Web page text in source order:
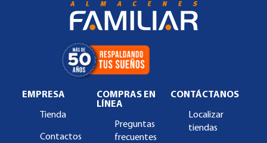
EMPRESA
Tienda
Contactos
COMPRAS EN
LÍNEA
Preguntas
frecuentes
CONTÁCTANOS
Localizar
tiendas